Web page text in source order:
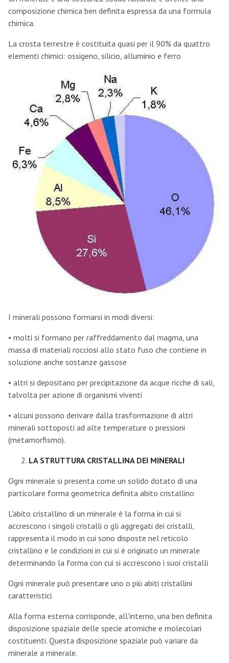
composizione chimica ben definita espressa da una formula
chimica.
La crosta terrestre è costituita quasi per il 90% da quattro
elementi chimici: ossigeno, silicio, alluminio e ferro
I minerali possono formarsi in modi diversi:
• molti si formano per raffreddamento dal magma, una
massa di materiali rocciosi allo stato fuso che contiene in
soluzione anche sostanze gassose
• altri si depositano per precipitazione da acque ricche di sali,
talvolta per azione di organismi viventi
• alcuni possono derivare dalla trasformazione di altri
minerali sottoposti ad alte temperature o pressioni
(metamorfismo).
LA STRUTTURA CRISTALLINA DEI MINERALI
Ogni minerale si presenta come un solido dotato di una
particolare forma geometrica definita abito cristallino
L'abito cristallino di un minerale è la forma in cui si
accrescono i singoli cristalli o gli aggregati dei cristalli,
rappresenta il modo in cui sono disposte nel reticolo
cristallino e le condizioni in cui si è originato un minerale
determinando la forma con cui si accrescono i suoi cristalli
Ogni minerale può presentare uno o più abiti cristallini
caratteristici.
Alla forma esterna corrisponde, all'interno, una ben definita
disposizione spaziale delle specie atomiche e molecolari
costituenti. Questa disposizione spaziale può variare da
minerale a minerale.